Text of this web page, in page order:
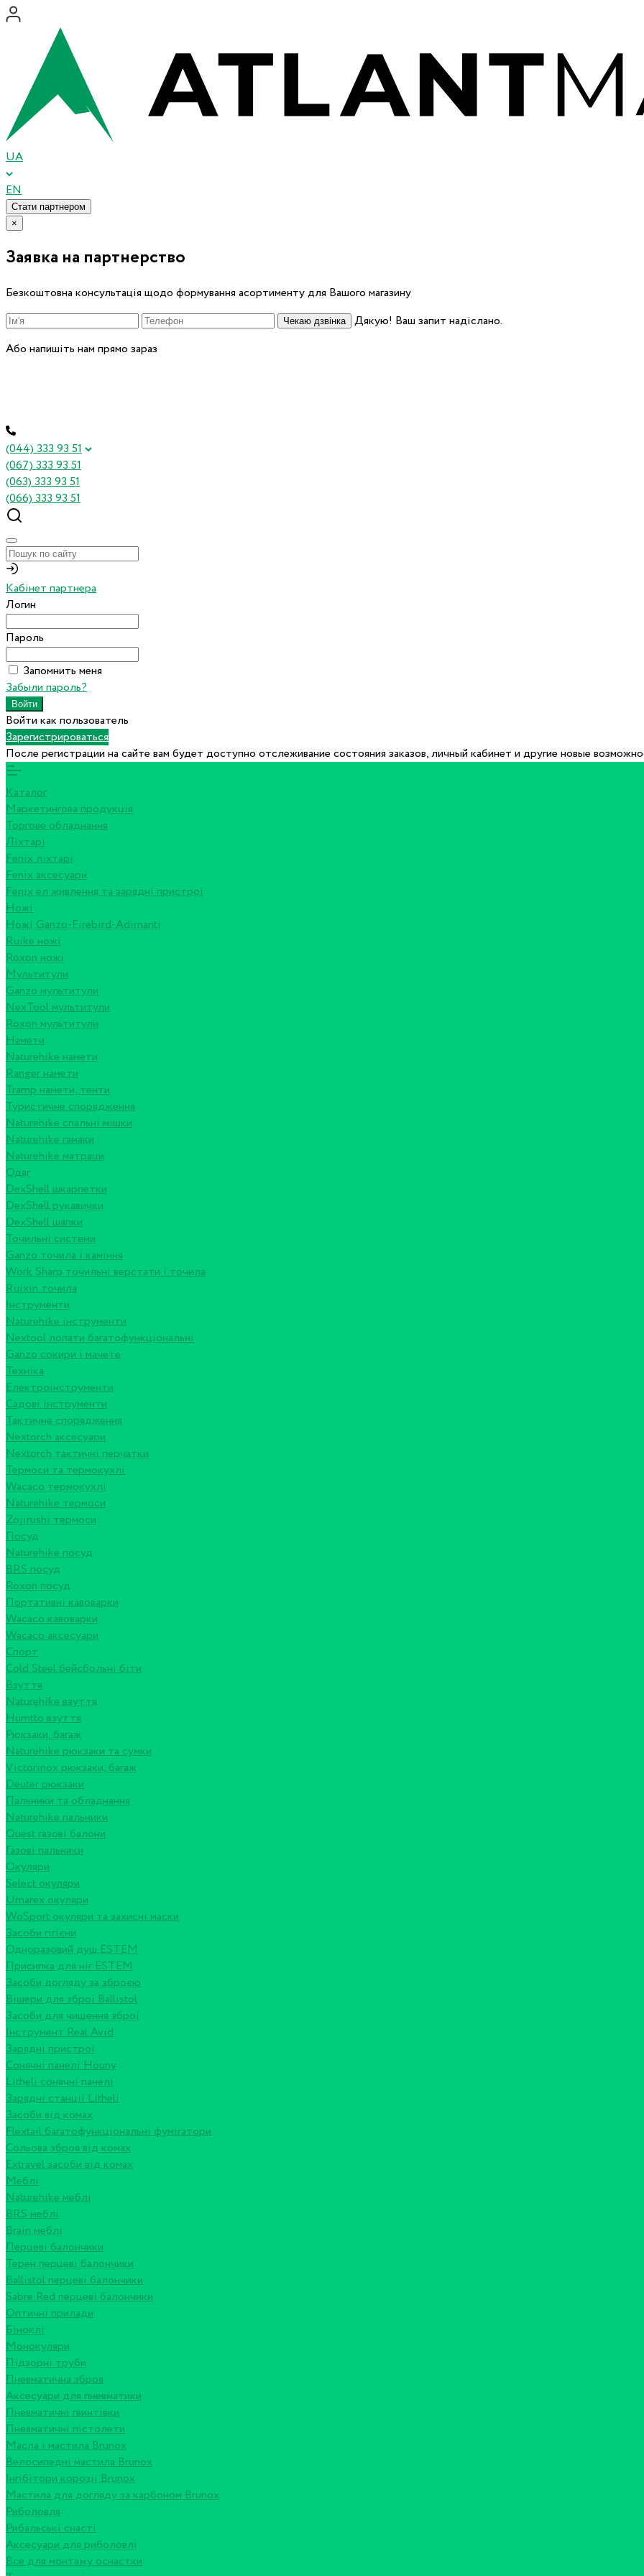
UA
EN
Стати партнером
×
Заявка на партнерство
Безкоштовна консультація щодо формування асортименту для Вашого магазину
Чекаю дзвінка
Дякую! Ваш запит надіслано.
Або напишіть нам прямо зараз
(044) 333 93 51
(067) 333 93 51
(063) 333 93 51
(066) 333 93 51
Кабінет партнера
Логин
Пароль
Запомнить меня
Забыли пароль?
Войти как пользователь
Зарегистрироваться
После регистрации на сайте вам будет доступно отслеживание состояния заказов, личный кабинет и другие новые
Каталог
Маркетингова продукція
Торгове обладнання
Ліхтарі
Fenix ліхтарі
Fenix аксесуари
Fenix ел живлення та зарядні пристрої
Ножі
Ножі Ganzo-Firebird-Adimanti
Ruike ножі
Roxon ножi
Мультитули
Ganzo мультитули
NexTool мультитули
Roxon мультитули
Намети
Naturehike намети
Ranger намети
Tramp намети, тенти
Туристичне спорядження
Naturehike спальні мішки
Naturehike гамаки
Naturehike матраци
Одяг
DexShell шкарпетки
DexShell рукавички
DexShell шапки
Точильні системи
Ganzo точила і каміння
Work Sharp точильні верстати і точила
Ruixin точила
Інструменти
Naturehike інструменти
Nextool лопати багатофункціональні
Ganzo сокири і мачете
Техніка
Електроінструменти
Садові інструменти
Тактичне спорядження
Nextorch аксесуари
Nextorch тактичні перчатки
Термоси та термокухлі
Wacaco термокухлі
Naturehike термоси
Zojirushi термоси
Посуд
Naturehike посуд
BRS посуд
Roxon посуд
Портативні кавоварки
Wacaco кавоварки
Wacaco аксесуари
Спорт
Cold Steel бейсбольні біти
Взуття
Naturehike взуття
Humtto взуття
Рюкзаки, багаж
Naturehike рюкзаки та сумки
Victorinox рюкзаки, багаж
Deuter рюкзаки
Пальники та обладнання
Naturehike пальники
Quest газові балони
Газові пальники
Окуляри
Select окуляри
Umarex окуляри
WoSport окуляри та захисні маски
Засоби гігієни
Одноразовий душ ESTEM
Присипка для ніг ESTEM
Засоби догляду за зброєю
Вішери для зброї Ballistol
Засоби для чищення зброї
Інструмент Real Avid
Зарядні пристрої
Сонячні панелі Houny
Litheli сонячні панелі
Зарядні станції Litheli
Засоби від комах
Flextail багатофункціональні фумігатори
Сольова зброя від комах
Extravel засоби від комах
Меблі
Naturehike меблі
BRS меблі
Brain меблі
Перцеві балончики
Терен перцеві балончики
Ballistol перцеві балончики
Sabre Red перцеві балончики
Оптичні прилади
Біноклі
Монокуляри
Підзорні труби
Пневматична зброя
Аксесуари для пневматики
Пневматичні гвинтівки
Пневматичні пістолети
Масла і мастила Brunox
Велосипедні мастила Brunox
Інгібітори корозії Brunox
Мастила для догляду за карбоном Brunox
Риболовля
Рибальські снасті
Аксесуари для риболовлі
Все для монтажу оснастки